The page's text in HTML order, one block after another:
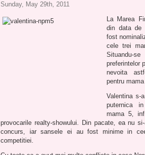
Sunday, May 29th, 2011
La Marea
din data de
fost
cele trei
Situandu-
preferintelor
nevoita
pentru
Valentina s-
puternica
mama 5,
provocarile realty-showului. Din pacate, ea nu
concurs, iar sansele ei au fost minime in
competitiei.